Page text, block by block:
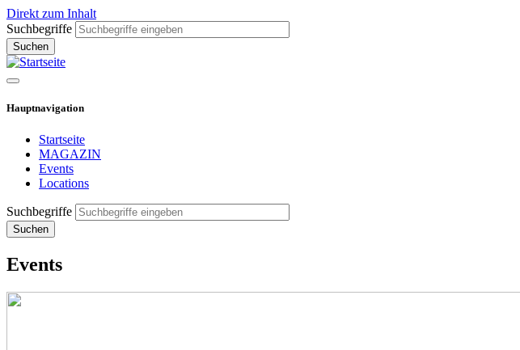
Direkt zum Inhalt
Suchbegriffe
Hauptnavigation
Startseite
MAGAZIN
Events
Locations
Suchbegriffe
Events